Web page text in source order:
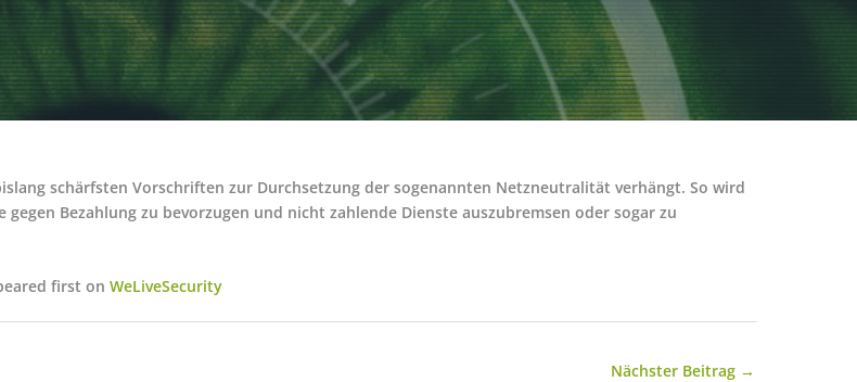
schärfsten Vorschriften zur Durchsetzung der sogenannten Netzneutralität verhängt. So wird
Bezahlung zu bevorzugen und nicht zahlende Dienste auszubremsen oder sogar zu
first on WeLiveSecurity
Nächster Beitrag →